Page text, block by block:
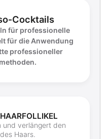
für professionelle
für die Anwendung
professioneller
und verlängert den
Haars.